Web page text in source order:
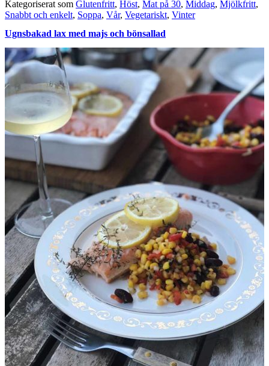
Kategoriserat som Glutenfritt, Höst, Mat på 30, Middag, Mjölkfritt,
Snabbt och enkelt, Soppa, Vår, Vegetariskt, Vinter
Ugnsbakad lax med majs och bönsallad